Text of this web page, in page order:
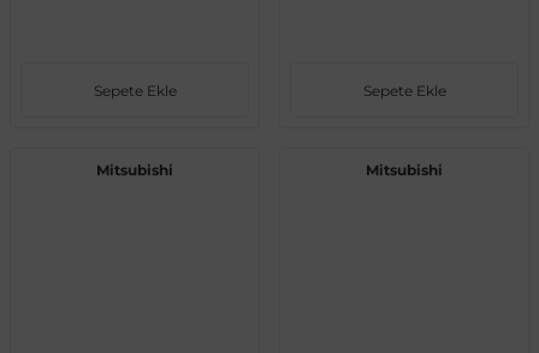
Sepete Ekle Sepete Ekle
Mitsubishi Mitsubishi